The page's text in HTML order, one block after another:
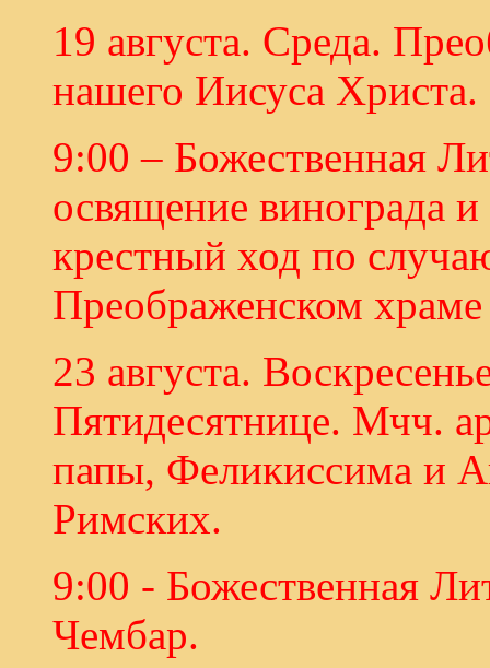
19 августа. Среда.
нашего Иисуса Христа.
9:00 – Божественная
освящение винограда
крестный ход по
Преображенском
23 августа.
Пятидесятнице. Мчч.
папы, Феликиссима и
Римских.
9:00 - Божественная
Чембар.